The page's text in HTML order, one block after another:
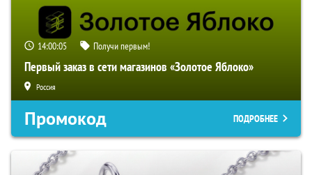
14:00:04 Получи первым!
Первый заказ в сети магазинов «Золотое Яблоко»
Россия
Промокод ПОДРОБНЕЕ